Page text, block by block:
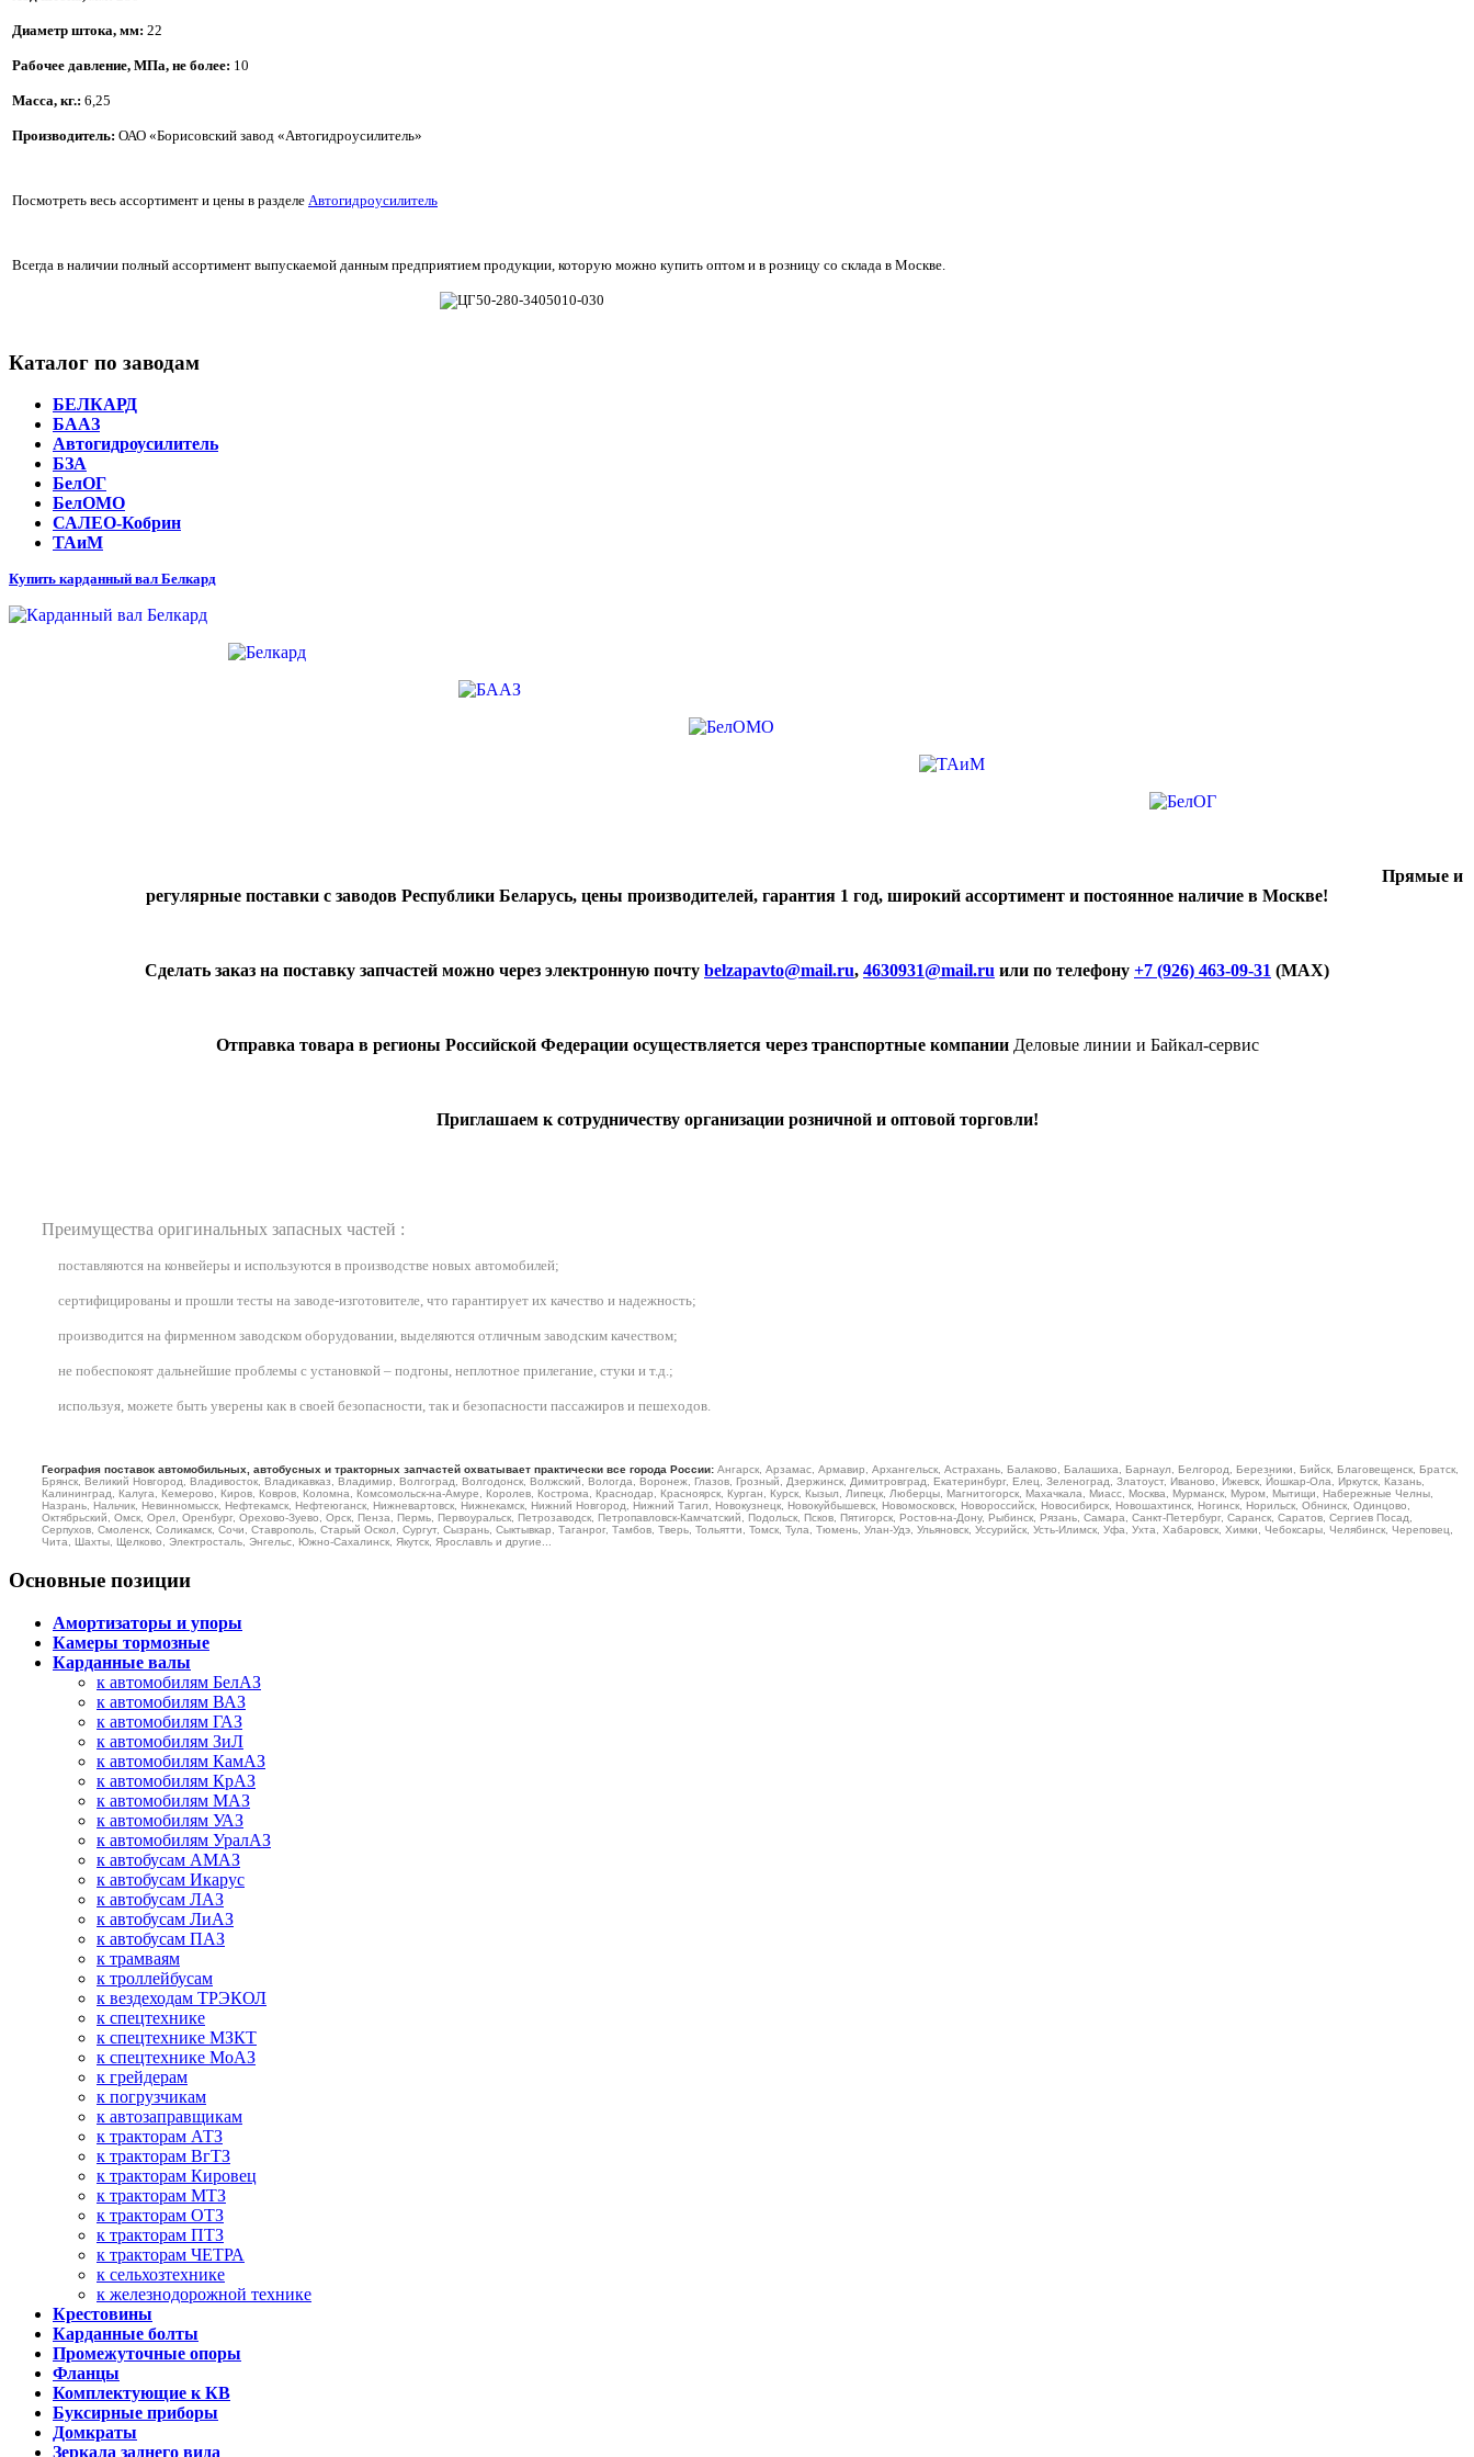
Диаметр штока, мм: 22
Рабочее давление, МПа, не более: 10
Масса, кг.: 6,25
Производитель: ОАО «Борисовский завод «Автогидроусилитель»
Посмотреть весь ассортимент и цены в разделе Автогидроусилитель
Всегда в наличии полный ассортимент выпускаемой данным предприятием продукции, которую можно купить оптом и в розницу со склада в Москве.
Каталог по заводам
БЕЛКАРД
БААЗ
Автогидроусилитель
БЗА
БелОГ
БелОМО
САЛЕО-Кобрин
ТАиМ
Купить карданный вал Белкард
Прямые и
регулярные поставки с заводов Республики Беларусь, цены производителей, гарантия 1 год, широкий ассортимент и постоянное наличие в Москве!
Сделать заказ на поставку запчастей можно через электронную почту belzapavto@mail.ru, 4630931@mail.ru или по телефону +7 (926) 463-09-31 (MAX)
Отправка товара в регионы Российской Федерации осуществляется через транспортные компанииДеловые линии и Байкал-сервис
Приглашаем к сотрудничеству организации розничной и оптовой торговли!
Преимущества оригинальных запасных частей :
поставляются на конвейеры и используются в производстве новых автомобилей;
сертифицированы и прошли тесты на заводе-изготовителе, что гарантирует их качество и надежность;
производится на фирменном заводском оборудовании, выделяются отличным заводским качеством;
не побеспокоят дальнейшие проблемы с установкой – подгоны, неплотное прилегание, стуки и т.д.;
используя, можете быть уверены как в своей безопасности, так и безопасности пассажиров и пешеходов.
География поставок автомобильных, автобусных и тракторных запчастей охватывает практически все города России: Ангарск, Арзамас, Армавир, Архангельск, Астрахань, Балаково, Балашиха, Барнаул, Белгород, Березники, Бийск, Благовещенск, Братск,
Брянск, Великий Новгород, Владивосток, Владикавказ, Владимир, Волгоград, Волгодонск, Волжский, Вологда, Воронеж, Глазов, Грозный, Дзержинск, Димитровград, Екатеринбург, Елец, Зеленоград, Златоуст, Иваново, Ижевск, Йошкар-Ола, Иркутск, Казань,
Калининград, Калуга, Кемерово, Киров, Ковров, Коломна, Комсомольск-на-Амуре, Королев, Кострома, Краснодар, Красноярск, Курган, Курск, Кызыл, Липецк, Люберцы, Магнитогорск, Махачкала, Миасс, Москва, Мурманск, Муром, Мытищи, Набережные Челны,
Назрань, Нальчик, Невинномысск, Нефтекамск, Нефтеюганск, Нижневартовск, Нижнекамск, Нижний Новгород, Нижний Тагил, Новокузнецк, Новокуйбышевск, Новомосковск, Новороссийск, Новосибирск, Новошахтинск, Ногинск, Норильск, Обнинск, Одинцово,
Октябрьский, Омск, Орел, Оренбург, Орехово-Зуево, Орск, Пенза, Пермь, Первоуральск, Петрозаводск, Петропавловск-Камчатский, Подольск, Псков, Пятигорск, Ростов-на-Дону, Рыбинск, Рязань, Самара, Санкт-Петербург, Саранск, Саратов, Сергиев Посад,
Серпухов, Смоленск, Соликамск, Сочи, Ставрополь, Старый Оскол, Сургут, Сызрань, Сыктывкар, Таганрог, Тамбов, Тверь, Тольятти, Томск, Тула, Тюмень, Улан-Удэ, Ульяновск, Уссурийск, Усть-Илимск, Уфа, Ухта, Хабаровск, Химки, Чебоксары, Челябинск, Череповец,
Чита, Шахты, Щелково, Электросталь, Энгельс, Южно-Сахалинск, Якутск, Ярославль и другие...
Основные позиции
Амортизаторы и упоры
Камеры тормозные
Карданные валы
к автомобилям БелАЗ
к автомобилям ВАЗ
к автомобилям ГАЗ
к автомобилям ЗиЛ
к автомобилям КамАЗ
к автомобилям КрАЗ
к автомобилям МАЗ
к автомобилям УАЗ
к автомобилям УралАЗ
к автобусам АМАЗ
к автобусам Икарус
к автобусам ЛАЗ
к автобусам ЛиАЗ
к автобусам ПАЗ
к трамваям
к троллейбусам
к вездеходам ТРЭКОЛ
к спецтехнике
к спецтехнике МЗКТ
к спецтехнике МоАЗ
к грейдерам
к погрузчикам
к автозаправщикам
к тракторам АТЗ
к тракторам ВгТЗ
к тракторам Кировец
к тракторам МТЗ
к тракторам ОТЗ
к тракторам ПТЗ
к тракторам ЧЕТРА
к сельхозтехнике
к железнодорожной технике
Крестовины
Карданные болты
Промежуточные опоры
Фланцы
Комплектующие к КВ
Буксирные приборы
Домкраты
Зеркала заднего вида